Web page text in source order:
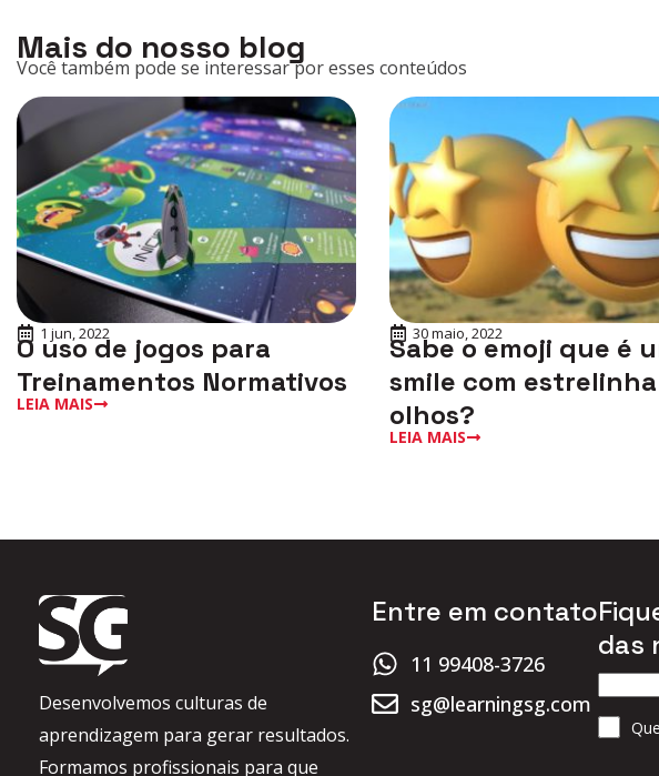
Mais do nosso blog
Você também pode se interessar por esses conteúdos
1 jun, 2022
O uso de jogos para
Treinamentos Normativos
LEIA MAIS
30 maio, 2022
Sabe o emoji que é
smile com
olhos?
LEIA MAIS
Desenvolvemos culturas de
aprendizagem para gerar resultados.
Formamos profissionais para que
Entre em contato
11 99408-3726
sg@learningsg.com
das